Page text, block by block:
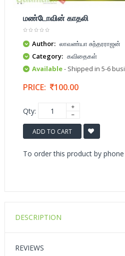
மண்டோவின் காதலி
Author: லாவண்யா சுந்தரராஜன்
Category: கவிதைகள்
Available- Shipped in 5-6
PRICE: 100.00
Qty:
ADD TO CART
To order this product by phone
DESCRIPTION
REVIEWS